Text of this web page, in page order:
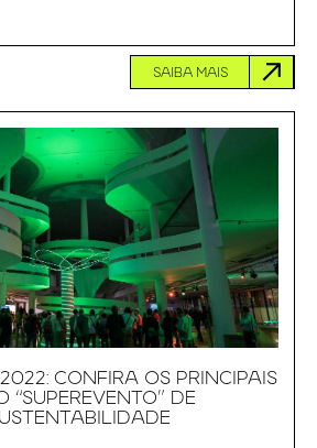
SAIBA MAIS
CONFIRA OS PRINCIPAIS
“SUPEREVENTO” DE